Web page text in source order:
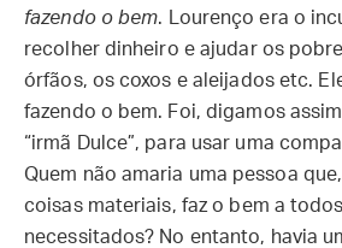
fazendo o bem. Lourenço era o
recolher dinheiro e ajudar os
órfãos, os coxos e aleijados etc.
fazendo o bem. Foi, digamos
“irmã Dulce”, para usar uma
Quem não amaria uma pessoa
coisas materiais, faz o bem a
necessitados? No entanto, havia